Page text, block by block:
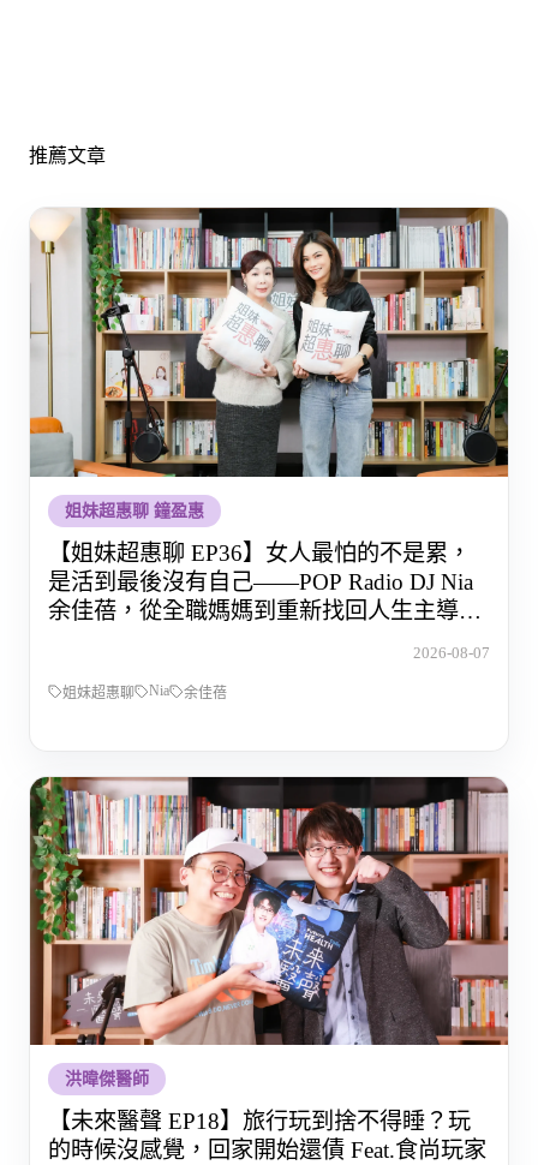
推薦文章
姐妹超惠聊 鐘盈惠
【姐妹超惠聊 EP36】女人最怕的不是累，
是活到最後沒有自己——POP Radio DJ Nia
余佳蓓，從全職媽媽到重新找回人生主導權
2026-08-07
姐妹超惠聊 Nia 余佳蓓
洪暐傑醫師
【未來醫聲 EP18】旅行玩到捨不得睡？玩
的時候沒感覺，回家開始還債 Feat.食尚玩家